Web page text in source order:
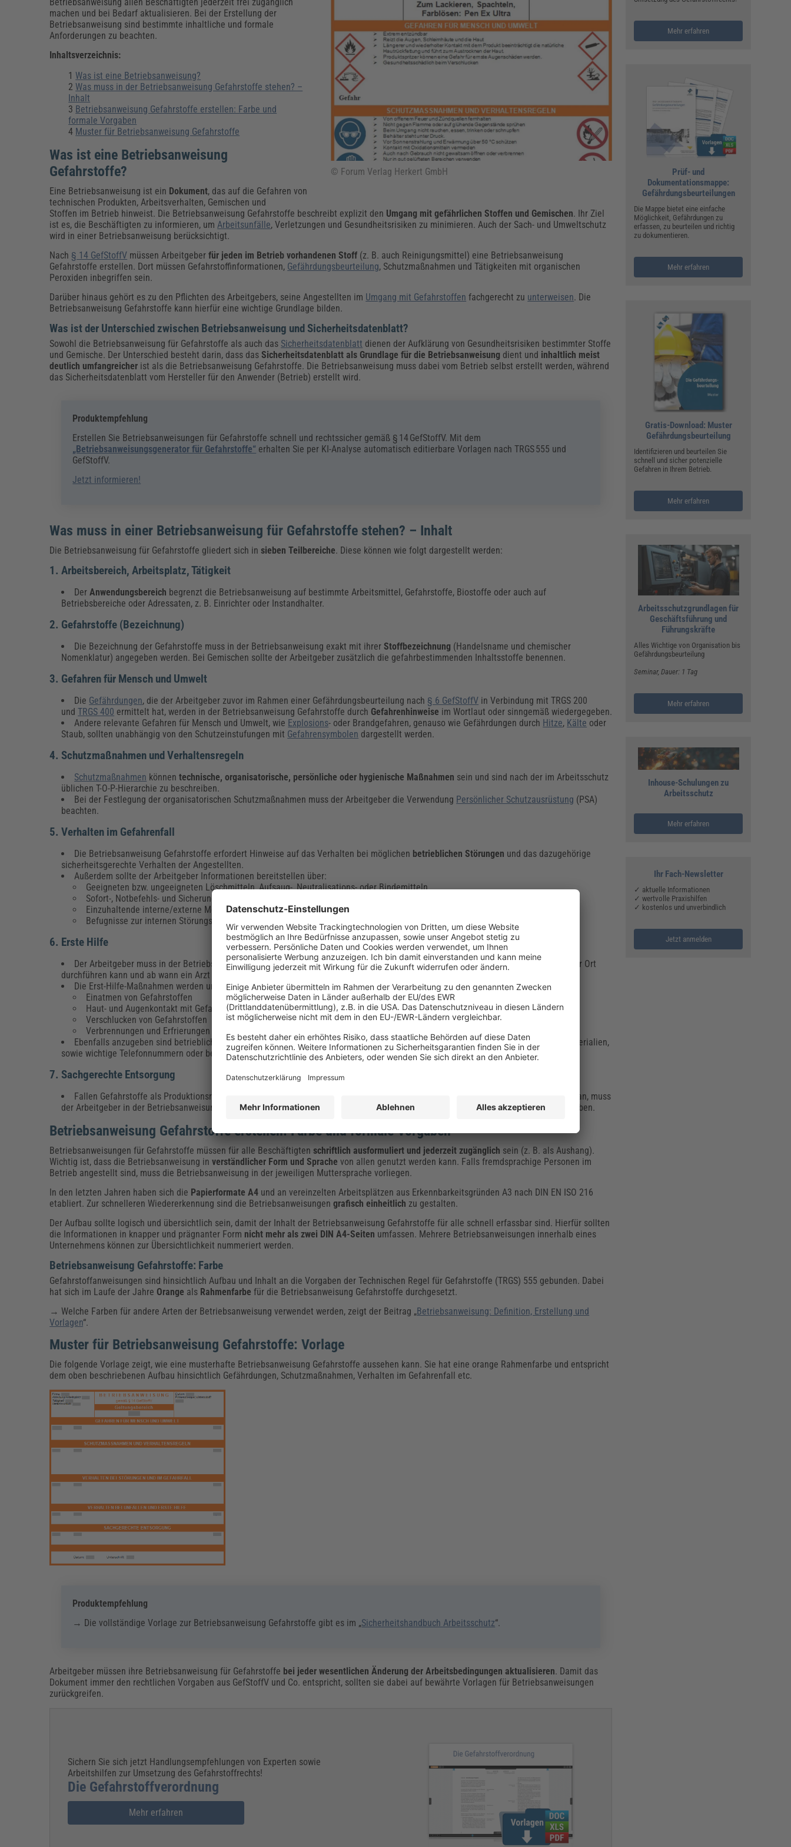
Energie & Umwelt
Führung & Management
Gesundheit & Pflege
Kommunales
Fachpublikationen & Arbeitshilfen
Bauhof
Hausmeister & Haustechnik
Grünflächen
Recht, Sicherheit & Ordnung
Verkehrsrecht
Weiterbildungen (AKADEMIE HERKERT)
Bau, Immobilien & Gebäudemanagement Kommunales
Künstliche Intelligenz
Weiterbildungen (AKADEMIE HERKERT)
Künstliche Intelligenz
Personalmanagement
Fachpublikationen & Arbeitshilfen
Personalwesen Weiterbildungen (AKADEMIE HERKERT)
Personal, Ausbildung & Recht
Reisekosten und Finanzen
Weiterbildungen (AKADEMIE HERKERT)
Reisekosten & Finanzen
Zoll und Export
Fachpublikationen & Arbeitshilfen
Zollabwicklung & Exportabwicklung Zollverfahren & Zollvorschriften
Weiterbildungen (AKADEMIE HERKERT)
Zoll & Export
© Forum Verlag Herkert GmbH
machen und bei Bedarf aktualisieren. Bei der Erstellung der
Betriebsanweisung sind bestimmte inhaltliche und formale
Anforderungen zu beachten.
Inhaltsverzeichnis:
Was ist eine Betriebsanweisung?
Was muss in der Betriebsanweisung Gefahrstoffe stehen? –
Inhalt
Betriebsanweisung Gefahrstoffe erstellen: Farbe und
formale Vorgaben
Muster für Betriebsanweisung Gefahrstoffe
Was ist eine Betriebsanweisung
Gefahrstoffe?
Eine Betriebsanweisung ist ein Dokument, das auf die Gefahren von
technischen Produkten, Arbeitsverhalten, Gemischen und
Stoffen im Betrieb hinweist. Die Betriebsanweisung Gefahrstoffe beschreibt explizit den Umgang mit gefährlichen Stoffen und Gemischen. Ihr Ziel
ist es, die Beschäftigten zu informieren, um Arbeitsunfälle, Verletzungen und Gesundheitsrisiken zu minimieren. Auch der Sach- und Umweltschutz
wird in einer Betriebsanweisung berücksichtigt.
Nach § 14 GefStoffV müssen Arbeitgeberfür jeden im Betrieb vorhandenen Stoff (z. B. auch Reinigungsmittel) eine Betriebsanweisung
Gefahrstoffe erstellen. Dort müssen Gefahrstoffinformationen, Gefährdungsbeurteilung, Schutzmaßnahmen und Tätigkeiten mit organischen
Peroxiden inbegriffen sein.
Darüber hinaus gehört es zu den Pflichten des Arbeitgebers, seine Angestellten im Umgang mit Gefahrstoffen fachgerecht zu unterweisen. Die
Betriebsanweisung Gefahrstoffe kann hierfür eine wichtige Grundlage bilden.
Was ist der Unterschied zwischen Betriebsanweisung und Sicherheitsdatenblatt?
Sowohl die Betriebsanweisung für Gefahrstoffe als auch das Sicherheitsdatenblatt dienen der Aufklärung von Gesundheitsrisiken bestimmter Stoffe
und Gemische. Der Unterschied besteht darin, dass dasSicherheitsdatenblatt als Grundlage für die Betriebsanweisung dient und inhaltlich meist
deutlich umfangreicher ist als die Betriebsanweisung Gefahrstoffe. Die Betriebsanweisung muss dabei vom Betrieb selbst erstellt werden, während
das Sicherheitsdatenblatt vom Hersteller für den Anwender (Betrieb) erstellt wird.
Produktempfehlung
Erstellen Sie Betriebsanweisungen für Gefahrstoffe schnell und rechtssicher gemäß § 14 GefStoffV. Mit dem
„Betriebsanweisungsgenerator für Gefahrstoffe“ erhalten Sie per KI-Analyse automatisch editierbare Vorlagen nach TRGS 555 und
GefStoffV.
Jetzt informieren!
Was muss in einer Betriebsanweisung für Gefahrstoffe stehen? – Inhalt
Die Betriebsanweisung für Gefahrstoffe gliedert sich insieben Teilbereiche. Diese können wie folgt dargestellt werden:
1. Arbeitsbereich, Arbeitsplatz, Tätigkeit
DerAnwendungsbereich begrenzt die Betriebsanweisung auf bestimmte Arbeitsmittel, Gefahrstoffe, Biostoffe oder auch auf
Betriebsbereiche oder Adressaten, z. B. Einrichter oder Instandhalter.
2. Gefahrstoffe (Bezeichnung)
Die Bezeichnung der Gefahrstoffe muss in der Betriebsanweisung exakt mit ihrerStoffbezeichnung (Handelsname und chemischer
Nomenklatur) angegeben werden. Bei Gemischen sollte der Arbeitgeber zusätzlich die gefahrbestimmenden Inhaltsstoffe benennen.
3. Gefahren für Mensch und Umwelt
Die Gefährdungen, die der Arbeitgeber zuvor im Rahmen einer Gefährdungsbeurteilung nach § 6 GefStoffV in Verbindung mit TRGS 200
undTRGS 400 ermittelt hat, werden in der Betriebsanweisung Gefahrstoffe durch Gefahrenhinweise im Wortlaut oder sinngemäß wiedergegeben.
Andere relevante Gefahren für Mensch und Umwelt, wie Explosions- oder Brandgefahren, genauso wie Gefährdungen durch Hitze, Kälte oder
Staub, sollten unabhängig von den Schutzeinstufungen mit Gefahrensymbolen dargestellt werden.
4. Schutzmaßnahmen und Verhaltensregeln
Schutzmaßnahmen könnentechnische, organisatorische, persönliche oder hygienische Maßnahmen sein und sind nach der im Arbeitsschutz
üblichen T-O-P-Hierarchie zu beschreiben.
Bei der Festlegung der organisatorischen Schutzmaßnahmen muss der Arbeitgeber die Verwendung Persönlicher Schutzausrüstung (PSA)
beachten.
5. Verhalten im Gefahrenfall
Die Betriebsanweisung Gefahrstoffe erfordert Hinweise auf das Verhalten bei möglichen betrieblichen Störungen und das dazugehörige
sicherheitsgerechte Verhalten der Angestellten.
Außerdem sollte der Arbeitgeber Informationen bereitstellen über:
Geeigneten bzw. ungeeigneten Löschmitteln, Aufsaug-, Neutralisations- oder Bindemitteln
Sofort-, Notbefehls- und Sicherungsmaßnahmen
Einzuhaltende interne/externe Meldewege
Befugnisse zur internen Störungsbeseitigung und Wiederinbetriebnahme
6. Erste Hilfe
Der Arbeitgeber muss in der Betriebsanweisung für Gefahrstoffe eindeutig angeben, welche Erste-Hilfe-Maßnahmen einErsthelfer
vor Ort
durchführen kann und ab wann ein Arzt alarmiert werden muss.
Die Erst-Hilfe-Maßnahmen werden untergliedert nach:
Einatmen von Gefahrstoffen
Haut- und Augenkontakt mit Gefahrstoffen
Verschlucken von Gefahrstoffen
Verbrennungen und Erfrierungen
Ebenfalls anzugeben sind betriebliche Vereinbarungen und Regelungen zur Ersten-Hilfe, Standorte von Ersthelfern mit Erst-Hilfe-Materialien,
sowie wichtige Telefonnummern oder besondere Erst-Hilfe-Maßnahmen.
7. Sachgerechte Entsorgung
Fallen Gefahrstoffe als Produktionsreste, Abfälle aus Reinigungsvorgängen, Verpackungsabfälle, Fehlchargen oder Leckagemengen an, muss
der Arbeitgeber in der Betriebsanweisung Gefahrstoffe Hinweise zur
ordnungsgemäßen Entsorgung und Kennzeichnung der Stoffe angeben.
Betriebsanweisung Gefahrstoffe erstellen: Farbe und formale Vorgaben
Betriebsanweisungen für Gefahrstoffe müssen für alle Beschäftigtenschriftlich ausformuliert und jederzeit zugänglich sein (z. B. als Aushang).
Wichtig ist, dass die Betriebsanweisung inverständlicher Form und Sprache von allen genutzt werden kann. Falls fremdsprachige Personen im
Betrieb angestellt sind, muss die Betriebsanweisung in der jeweiligen Muttersprache vorliegen.
In den letzten Jahren haben sich die Papierformate A4 und an vereinzelten Arbeitsplätzen aus Erkennbarkeitsgründen A3 nach DIN EN ISO 216
etabliert. Zur schnelleren Wiedererkennung sind die Betriebsanweisungengrafisch einheitlich zu gestalten.
Der Aufbau sollte logisch und übersichtlich sein, damit der Inhalt der Betriebsanweisung Gefahrstoffe für alle schnell erfassbar sind. Hierfür sollten
die Informationen in knapper und prägnanter Form nicht mehr als zwei DIN A4-Seiten umfassen. Mehrere Betriebsanweisungen innerhalb eines
Unternehmens können zur Übersichtlichkeit nummeriert werden.
Betriebsanweisung Gefahrstoffe: Farbe
Gefahrstoffanweisungen sind hinsichtlich Aufbau und Inhalt an die Vorgaben der Technischen Regel für Gefahrstoffe (TRGS) 555 gebunden. Dabei
hat sich im Laufe der Jahre Orange als Rahmenfarbe für die Betriebsanweisung Gefahrstoffe durchgesetzt.
→ Welche Farben für andere Arten der Betriebsanweisung verwendet werden, zeigt der Beitrag „Betriebsanweisung: Definition, Erstellung und
Vorlagen“.
Muster für Betriebsanweisung Gefahrstoffe: Vorlage
Die folgende Vorlage zeigt, wie eine musterhafte Betriebsanweisung Gefahrstoffe aussehen kann. Sie hat eine orange Rahmenfarbe und entspricht
dem oben beschriebenen Aufbau hinsichtlich Gefährdungen, Schutzmaßnahmen, Verhalten im Gefahrenfall etc.
Produktempfehlung
→ Die vollständige Vorlage zur Betriebsanweisung Gefahrstoffe gibt es im „Sicherheitshandbuch Arbeitsschutz“.
Arbeitgeber müssen ihre Betriebsanweisung für Gefahrstoffe bei jeder wesentlichen Änderung der Arbeitsbedingungen aktualisieren. Damit das
Dokument immer den rechtlichen Vorgaben aus GefStoffV und Co. entspricht, sollten sie dabei auf bewährte Vorlagen für Betriebsanweisungen
zurückgreifen.
Sichern Sie sich jetzt Handlungsempfehlungen von Experten sowie
Arbeitshilfen zur Umsetzung des Gefahrstoffrechts!
Die Gefahrstoffverordnung
Mehr erfahren
Mehr erfahren
Prüf- und
Dokumentationsmappe:
Gefährdungsbeurteilungen
Die Mappe bietet eine einfache
Möglichkeit, Gefährdungen zu
erfassen, zu beurteilen und richtig
zu dokumentieren.
Mehr erfahren
Gratis-Download: Muster
Gefährdungsbeurteilung
Identifizieren und beurteilen Sie
schnell und sicher potenzielle
Gefahren in Ihrem Betrieb.
Mehr erfahren
Arbeitsschutzgrundlagen für
Geschäftsführung und
Führungskräfte
Alles Wichtige von Organisation bis
Gefährdungsbeurteilung
Seminar, Dauer: 1 Tag
Mehr erfahren
Inhouse-Schulungen zu
Arbeitsschutz
Mehr erfahren
Ihr Fach-Newsletter
✓ aktuelle Informationen
✓ wertvolle Praxishilfen
✓ kostenlos und unverbindlich
Jetzt anmelden